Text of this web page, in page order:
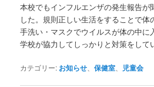
本校でもインフルエンザの発生報告が
した。規則正しい生活をすることで体
手洗い・マスクでウイルスが体の中に
学校が協力してしっかりと対策をして
カテゴリー: お知らせ 、保健室 児童会